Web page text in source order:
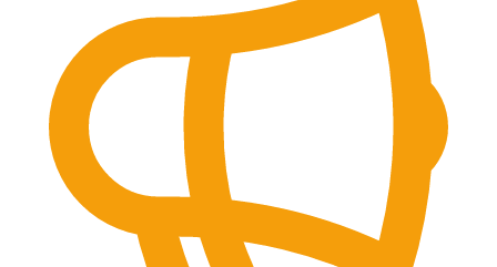
Estudio de Enlazado Auditoría SEO Link Building
Consultoría SEO
Cómo funciona
Blog
Idioma
🇪🇸 ES
🇬🇧 EN 🇫🇷 FR 🇩🇪 DE
Acceder